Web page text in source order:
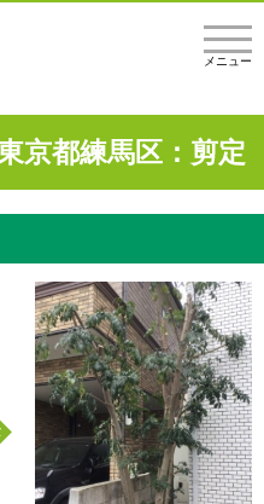
メニュー
京都練馬区：剪定